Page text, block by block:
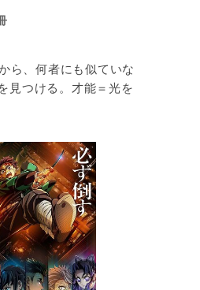
ら、何者にも似ていな
見つける。才能＝光を